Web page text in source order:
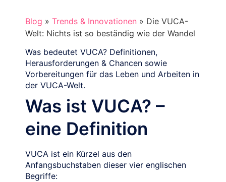
Blog » Trends & Innovationen » Die VUCA-
Welt: Nichts ist so beständig wie der Wandel
Was bedeutet VUCA? Definitionen,
Herausforderungen & Chancen sowie
Vorbereitungen für das Leben und Arbeiten in
der VUCA-Welt.
Was ist VUCA? –
eine Definition
VUCA ist ein Kürzel aus den
Anfangsbuchstaben dieser vier englischen
Begriffe: